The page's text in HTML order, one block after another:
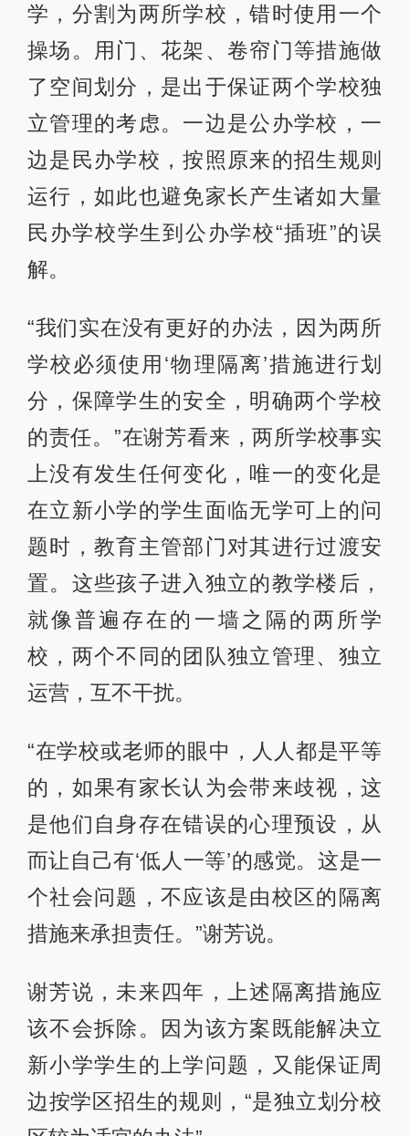
学，分割为两所学校，错时使用一个
操场。用门、花架、卷帘门等措施做
了空间划分，是出于保证两个学校独
立管理的考虑。一边是公办学校，一
边是民办学校，按照原来的招生规则
运行，如此也避免家长产生诸如大量
民办学校学生到公办学校“插班”的误
解。
“我们实在没有更好的办法，因为两所
学校必须使用‘物理隔离’措施进行划
分，保障学生的安全，明确两个学校
的责任。”在谢芳看来，两所学校事实
上没有发生任何变化，唯一的变化是
在立新小学的学生面临无学可上的问
题时，教育主管部门对其进行过渡安
置。这些孩子进入独立的教学楼后，
就像普遍存在的一墙之隔的两所学
校，两个不同的团队独立管理、独立
运营，互不干扰。
“在学校或老师的眼中，人人都是平等
的，如果有家长认为会带来歧视，这
是他们自身存在错误的心理预设，从
而让自己有‘低人一等’的感觉。这是一
个社会问题，不应该是由校区的隔离
措施来承担责任。”谢芳说。
谢芳说，未来四年，上述隔离措施应
该不会拆除。因为该方案既能解决立
新小学学生的上学问题，又能保证周
边按学区招生的规则，“是独立划分校